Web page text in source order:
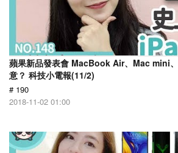
蘋果新品發表會 MacBook Air、Mac mini
意？ 科技小電報(11/2)
# 190
2018-11-02 01:00